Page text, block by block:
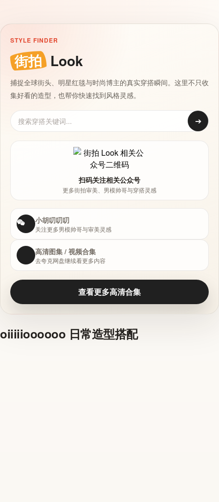
STYLE FINDER
街拍 Look
捕捉全球街头、明星红毯与时尚博主的真实穿搭瞬间。这里不只收
集好看的造型，也帮你快速找到风格灵感。
➔
扫码关注相关公众号
更多街拍审美、男模帅哥与穿搭灵感
小胡叨叨叨
关注更多男模帅哥与审美灵感
高清图集 / 视频合集
去夸克网盘继续看更多内容
查看更多高清合集
oiiiiioooooo 日常造型搭配